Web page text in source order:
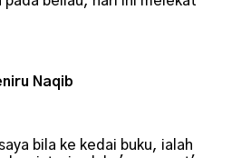
Naqib
bila ke kedai buku, ialah